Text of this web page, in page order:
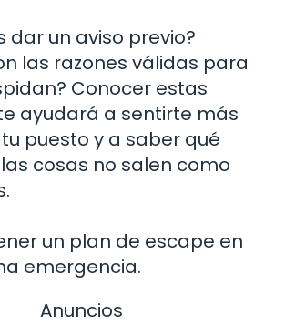
dar un aviso previo?
las razones válidas para
Conocer estas
ayudará a sentirte más
puesto y a saber qué
cosas no salen como
un plan de escape en
emergencia.
Anuncios